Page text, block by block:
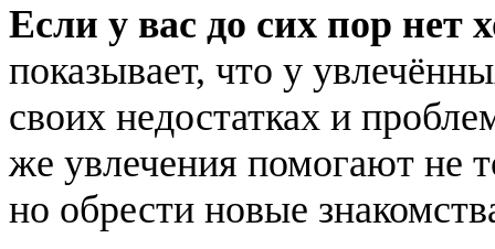
Если у вас до сих пор нет
показывает, что у
своих недостатках и
же увлечения помогают не
но обрести новые